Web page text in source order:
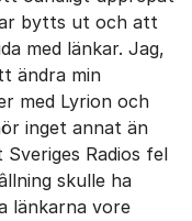
bytts ut och att
med länkar. Jag,
ändra min
med Lyrion och
inget annat än
Radios fel
skulle ha
länkarna vore